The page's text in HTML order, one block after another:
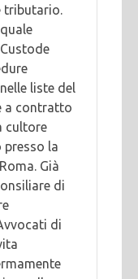
tributario.
liste del
a contratto
cultore
la
Già
di
di